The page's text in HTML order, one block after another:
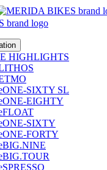
HIGHLIGHTS
SIXTY SL
EIGHTY
SIXTY
FORTY